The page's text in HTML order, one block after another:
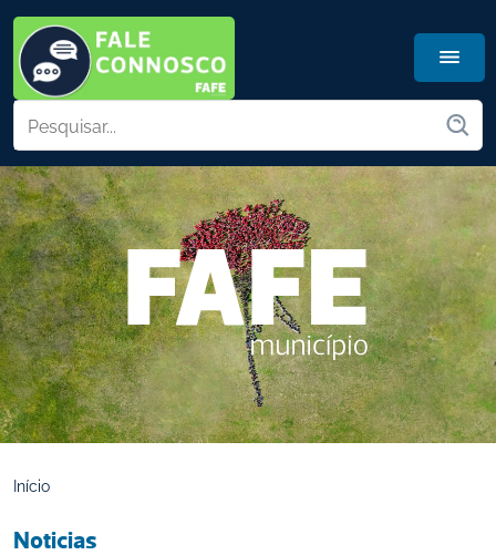
Início
Noticias